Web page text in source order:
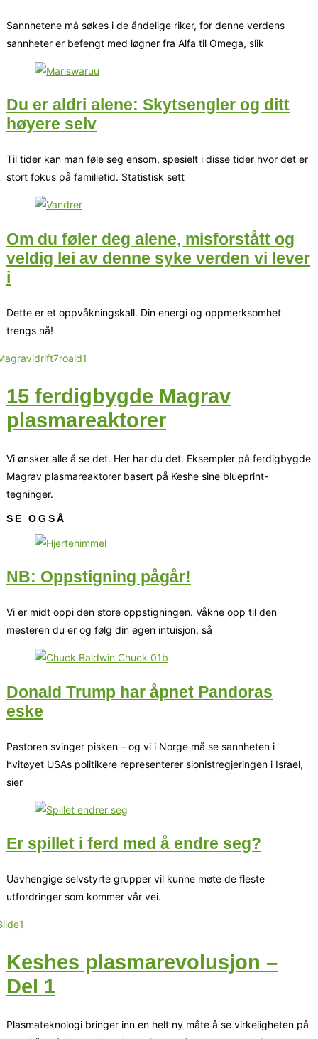
Sannhetene må søkes i de åndelige riker, for denne verdens
sannheter er befengt med løgner fra Alfa til Omega, slik
Du er aldri alene: Skytsengler og ditt
høyere selv
Til tider kan man føle seg ensom, spesielt i disse tider hvor det er
stort fokus på familietid. Statistisk sett
Om du føler deg alene, misforstått og
veldig lei av denne syke verden vi lever
i
Dette er et oppvåkningskall. Din energi og oppmerksomhet
trengs nå!
15 ferdigbygde Magrav
plasmareaktorer
Vi ønsker alle å se det. Her har du det. Eksempler på ferdigbygde
Magrav plasmareaktorer basert på Keshe sine blueprint-
tegninger.
SE OGSÅ
NB: Oppstigning pågår!
Vi er midt oppi den store oppstigningen. Våkne opp til den
mesteren du er og følg din egen intuisjon, så
Donald Trump har åpnet Pandoras
eske
Pastoren svinger pisken – og vi i Norge må se sannheten i
hvitøyet USAs politikere representerer sionistregjeringen i Israel,
sier
Er spillet i ferd med å endre seg?
Uavhengige selvstyrte grupper vil kunne møte de fleste
utfordringer som kommer vår vei.
Keshes plasmarevolusjon –
Del 1
Plasmateknologi bringer inn en helt ny måte å se virkeligheten på